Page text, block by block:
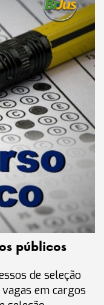
públicos
de seleção
em cargos